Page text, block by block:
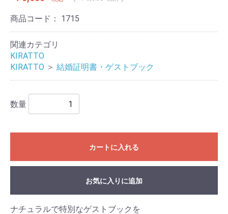
商品コード： 1715
関連カテゴリ
KIRATTO
KIRATTO ＞ 結婚証明書・ゲストブック
数量
カートに入れる
お気に入りに追加
ナチュラルで特別なゲストブックを